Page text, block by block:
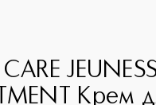
Крем